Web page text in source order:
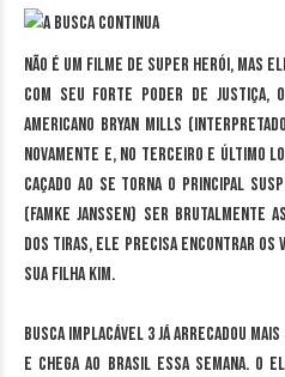
Não é um filme de super herói, mas
Com seu forte poder de justiça,
americano Bryan Mills
novamente e, no terceiro e último
caçado ao se torna o principal
(Famke Janssen) ser brutalmente
dos tiras, ele precisa encontrar os
sua filha Kim.
Busca Implacável 3 já arrecadou
e chega ao Brasil essa semana. O